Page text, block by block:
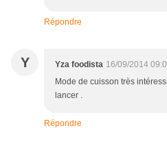
Répondre
Y Yza foodista 16/09/2014
Mode de cuisson très
lancer .
Répondre